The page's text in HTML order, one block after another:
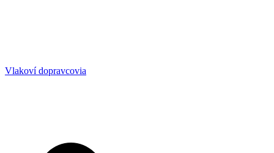
Vlakoví dopravcovia